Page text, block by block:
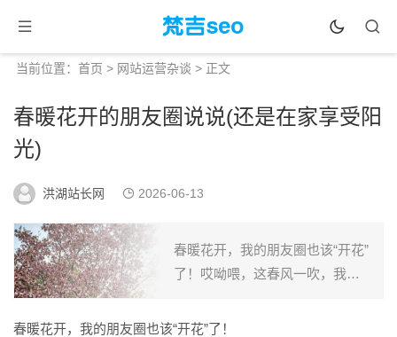
当前位置： 首页 > 网站运营杂谈 > 正文
春暖花开的朋友圈说说(还是在家享受阳
光)
洪湖站长网 2026-06-13
春暖花开，我的朋友圈也该“开花”
了！哎呦喂，这春风一吹，我的
鸟欢唱，这感觉就像是被封印了
春暖花开，我的朋友圈也该“开花”了！